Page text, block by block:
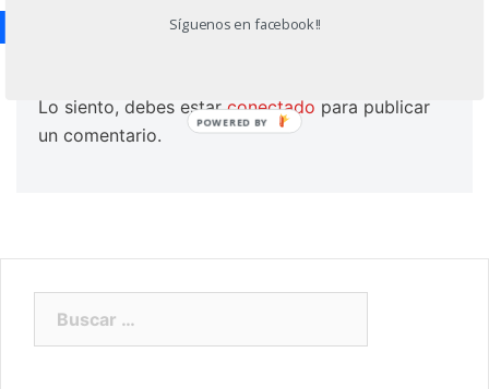
Lo siento, debes estarconectado para publicar
un comentario.
Síguenos en facebook!!
POWERED BY